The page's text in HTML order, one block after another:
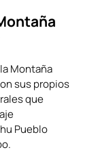
Montaña
sus propios
que
Pueblo